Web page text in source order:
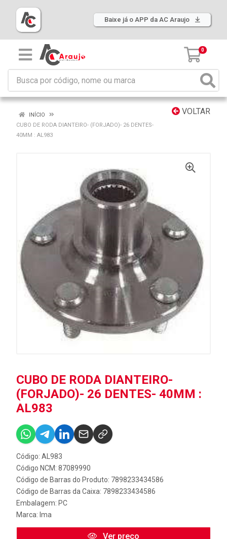
Baixe já o APP da AC Araujo
0
VOLTAR
INÍCIO
CUBO DE RODA DIANTEIRO- (FORJADO)- 26 DENTES-
40MM : AL983
CUBO DE RODA DIANTEIRO-
(FORJADO)- 26 DENTES- 40MM :
AL983
Código: AL983
Código NCM: 87089990
Código de Barras do Produto: 7898233434586
Código de Barras da Caixa: 7898233434586
Embalagem: PC
Marca: Ima
Ver preço